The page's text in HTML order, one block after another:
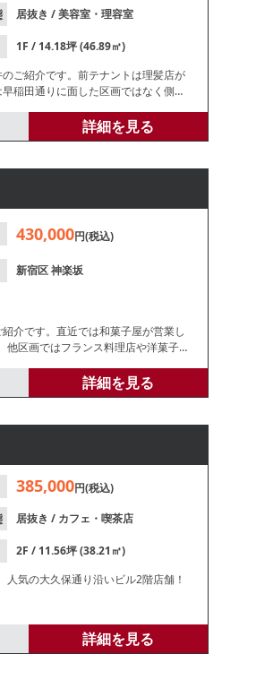
居抜き /美容室・理容室
1F / 14.18坪 (46.89㎡)
ご紹介です。前テナントは理髪店が
稲田通りに面した区画ではなく側面
詳細を見る
430,000円(税込)
新宿区神楽坂
介です。直近では和菓子屋が営業し
区画ではフランス料理店や洋菓子店
詳細を見る
385,000円(税込)
居抜き / カフェ・喫茶店
2F / 11.56坪 (38.21㎡)
気の大久保通り沿いビル2階店舗！
詳細を見る